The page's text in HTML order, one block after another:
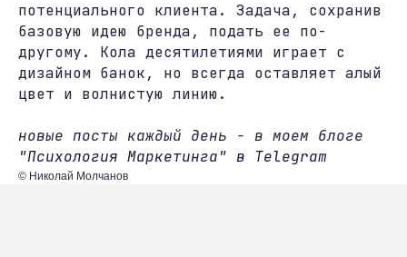
потенциального клиента. Задача, сохранив
базовую идею бренда, подать ее по-
другому. Кола десятилетиями играет с
дизайном банок, но всегда оставляет алый
цвет и волнистую линию.
новые посты каждый день - в моем блоге
"Психология Маркетинга" в Telegram
© Николай Молчанов